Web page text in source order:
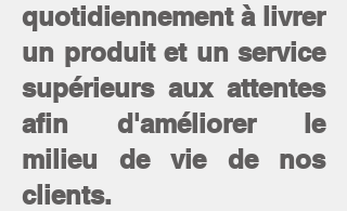
quotidiennement à livrer
un produit et un service
supérieurs aux attentes
afin d'améliorer le
milieu de vie de nos
clients.